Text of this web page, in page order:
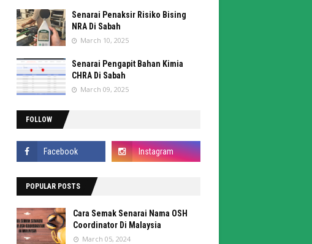
Senarai Penaksir Risiko Bising
NRA Di Sabah
March 10, 2025
Senarai Pengapit Bahan Kimia
CHRA Di Sabah
March 09, 2025
FOLLOW
POPULAR POSTS
Cara Semak Senarai Nama OSH
Coordinator Di Malaysia
March 05, 2024